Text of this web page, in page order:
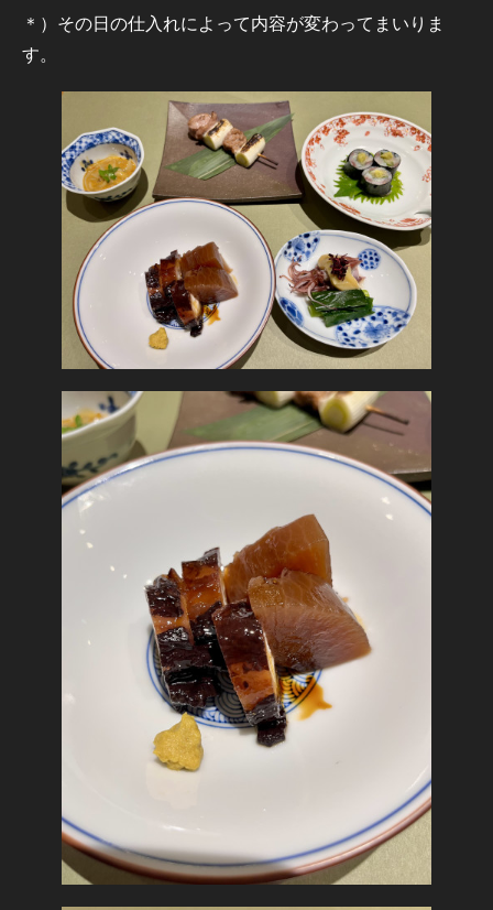
＊）その日の仕入れによって内容が変わってまいりま
す。